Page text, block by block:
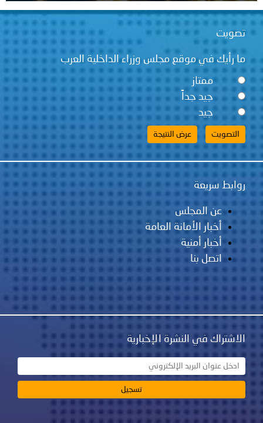
تصويت
ما رأيك في موقع مجلس وزراء الداخلية العرب
ممتاز
جيد جداً
جيد
روابط سريعة
عن المجلس
أخبار الأمانة العامة
أخبار أمنية
اتصل بنا
الاشتراك في النشرة الإخبارية